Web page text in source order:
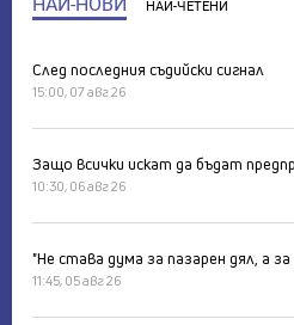
НАЙ-ЧЕТЕНИ
След последния съдийски сигнал
15:00, 07 авг 26
Защо всички искат да бъдат
10:30, 06 авг 26
"Не става дума за пазарен дял, а за
11:45, 05 авг 26